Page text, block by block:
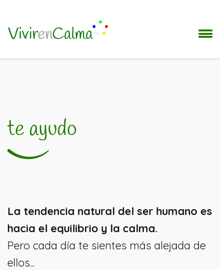
te ayudo
La tendencia natural del ser humano es
hacia el equilibrio y la calma.
Pero cada día te sientes más alejada de
ellos...